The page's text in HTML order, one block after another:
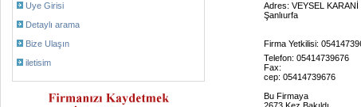
Uye Girisi
Detaylı arama
Bize Ulaşın
iletisim
Adres: VEYSEL KARANİ
Şanlıurfa
Firma Yetkilisi:
Telefon: 05414739676
Fax:
cep: 05414739676
Bu Firmaya